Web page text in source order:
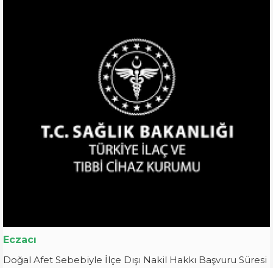
Eczacı
Doğal Afet Sebebiyle İlçe Dışı Nakil Hakkı Başvuru Süresi